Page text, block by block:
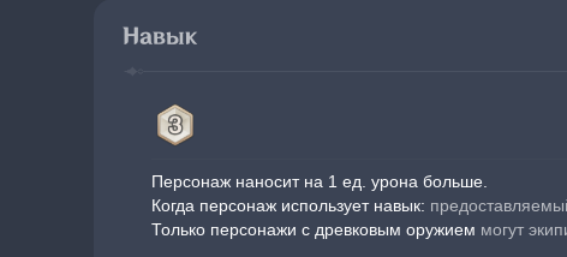
Навык
Персонаж наносит на 1 ед. урона больше.
Когда персонаж использует навык:
Только персонажи с древковым оружием могут